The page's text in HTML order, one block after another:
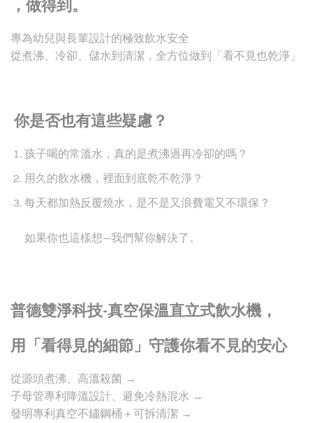
，做得到。
專為幼兒與長輩設計的極致飲水安全
從煮沸、冷卻、儲水到清潔，全方位做到「看不見也乾淨」
你是否也有這些疑慮？
孩子喝的常溫水，真的是煮沸過再冷卻的嗎？
用久的飲水機，裡面到底乾不乾淨？
每天都加熱反覆燒水，是不是又浪費電又不環保？
如果你也這樣想—我們幫你解決了。
普德雙淨科技-真空保溫直立式飲水機，
用「看得見的細節」守護你看不見的安心
從源頭煮沸、高溫殺菌 →
子母管專利降溫設計、避免冷熱混水 →
發明專利真空不鏽鋼桶＋可拆清潔 →